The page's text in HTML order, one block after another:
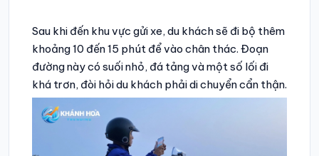
Sau khi đến khu vực gửi xe, du khách sẽ đi bộ thêm
khoảng 10 đến 15 phút để vào chân thác. Đoạn
đường này có suối nhỏ, đá tảng và một số lối đi
khá trơn, đòi hỏi du khách phải di chuyển cẩn thận.